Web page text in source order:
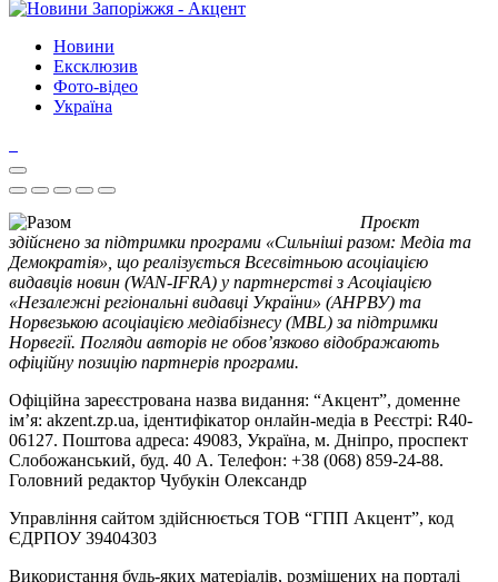
Новини
Ексклюзив
Фото-відео
Україна
Проєкт
здійснено за підтримки програми «Сильніші разом: Медіа та
Демократія», що реалізується Всесвітньою асоціацією
видавців новин (WAN-IFRA) у партнерстві з Асоціацією
«Незалежні регіональні видавці України» (АНРВУ) та
Норвезькою асоціацією медіабізнесу (MBL) за підтримки
Норвегії. Погляди авторів не обов’язково відображають
офіційну позицію партнерів програми.
Офіційна зареєстрована назва видання: “Акцент”, доменне
ім’я: akzent.zp.ua, ідентифікатор онлайн-медіа в Реєстрі: R40-
06127. Поштова адреса: 49083, Україна, м. Дніпро, проспект
Слобожанський, буд. 40 А. Телефон: +38 (068) 859-24-88.
Головний редактор Чубукін Олександр
Управління сайтом здійснюється ТОВ “ГПП Акцент”, код
ЄДРПОУ 39404303
Використання будь-яких матеріалів, розміщених на порталі